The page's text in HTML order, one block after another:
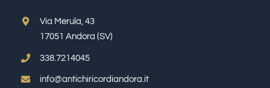
Via Merula, 43
17051 Andora (SV)
338.7214045
info@antichiricordiandora.it